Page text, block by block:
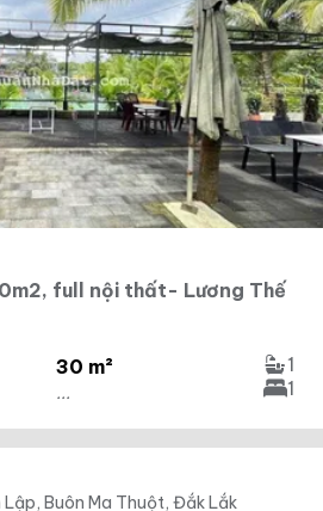
full nội thất- Lương Thế
30 m²
...
1
1
Lập, Buôn Ma Thuột, Đắk Lắk